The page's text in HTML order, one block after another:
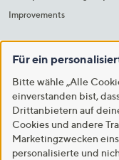
Improvements
Für ein
Bitte wähle „Alle
einverstanden bist,
Drittanbietern auf
Cookies und andere
Marketingzwecken
personalisierte und